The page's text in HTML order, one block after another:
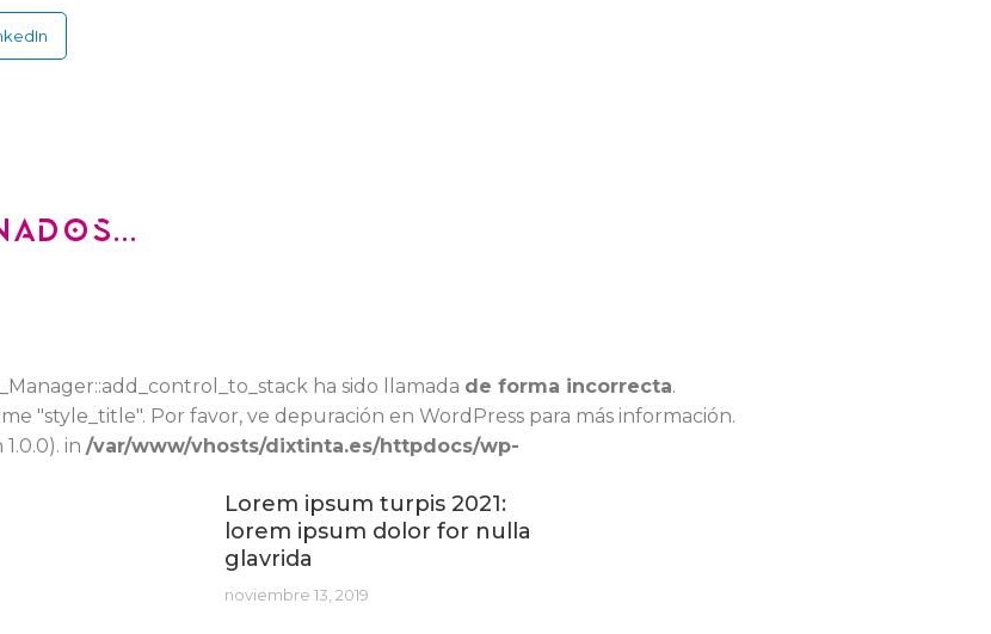
ha sido llamada de forma incorrecta.
"style_title". Por favor, ve depuración en WordPress para más información.
in /var/www/vhosts/dixtinta.es/httpdocs/wp-
Lorem ipsum turpis 2021:
lorem ipsum dolor for nulla
glavrida
noviembre 13, 2019